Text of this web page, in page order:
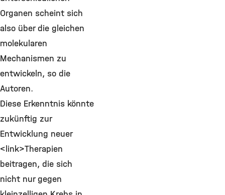
Organen scheint sich
also über die gleichen
molekularen
Mechanismen zu
entwickeln, so die
Autoren.
Diese Erkenntnis könnte
zukünftig zur
Entwicklung neuer
<link>Therapien
beitragen, die sich
nicht nur gegen